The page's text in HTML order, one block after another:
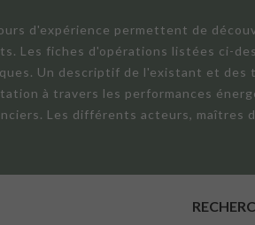
d'expérience permettent de
Les fiches d'opérations listées ci-
Un descriptif de l'existant et des
à travers les performances
Les différents acteurs, maîtres